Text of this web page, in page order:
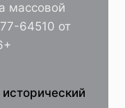
массовой
64510 от